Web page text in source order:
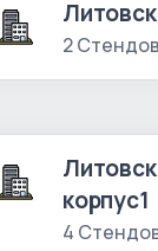
2 Стендов
корпус1
4